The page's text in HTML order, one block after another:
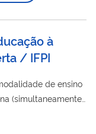
à
/ IFPI
de ensino
(simultaneamente)
se de
de